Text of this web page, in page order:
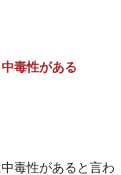
毒性がある
毒性があると言わ